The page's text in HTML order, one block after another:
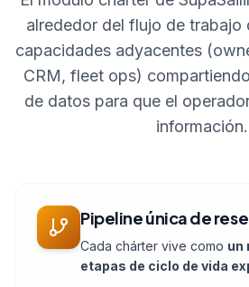
alrededor del flujo de trabajo
capacidades adyacentes
CRM, fleet ops)
de datos para que el
información.
Pipeline única de
Cada chárter vive como un
etapas de ciclo de vida